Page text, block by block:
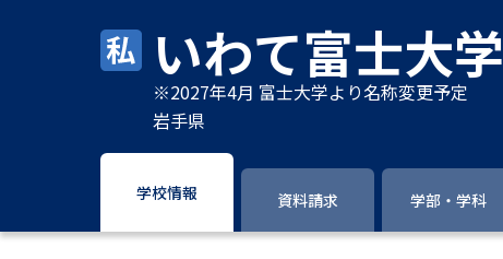
いわて富士大学
※2027年4月 富士大学より名称変更予定
岩手県
学校情報 資料請求 学部・学科